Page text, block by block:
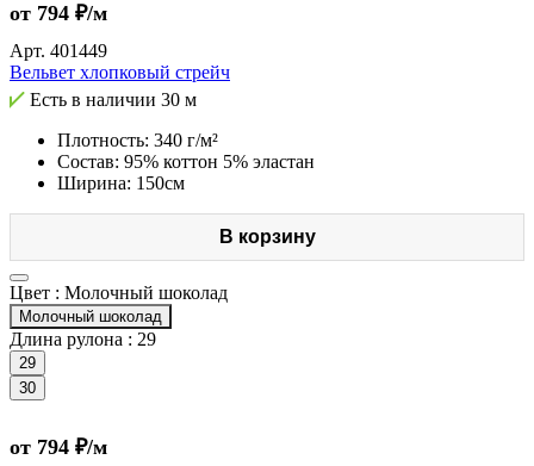
от 794 ₽/м
Арт. 401449
Вельвет хлопковый стрейч
Есть в наличии 30 м
Плотность: 340 г/м²
Состав: 95% коттон 5% эластан
Ширина: 150см
В корзину
Цвет : Молочный шоколад
Молочный шоколад
Длина рулона : 29
29
30
от 794 ₽/м